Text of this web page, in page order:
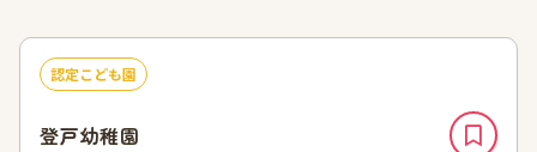
認定こども園
登戸幼稚園